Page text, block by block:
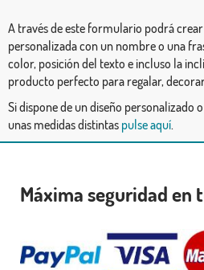
A través de este formulario podrá crear
personalizada con un nombre o una
color, posición del texto e incluso la
producto perfecto para regalar,
Si dispone de un diseño personalizado
unas medidas distintas pulse aquí.
Máxima seguridad en